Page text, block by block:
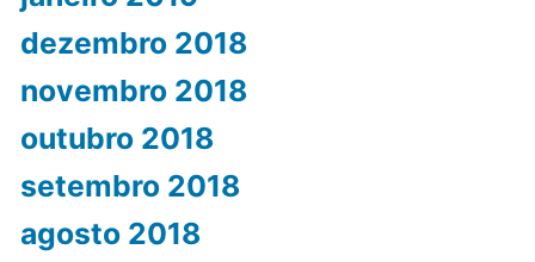
dezembro 2018
novembro 2018
outubro 2018
setembro 2018
agosto 2018